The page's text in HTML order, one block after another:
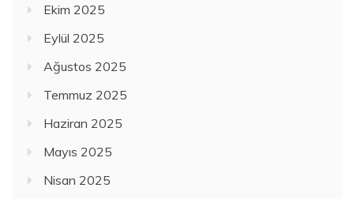
Ekim 2025
Eylül 2025
Ağustos 2025
Temmuz 2025
Haziran 2025
Mayıs 2025
Nisan 2025